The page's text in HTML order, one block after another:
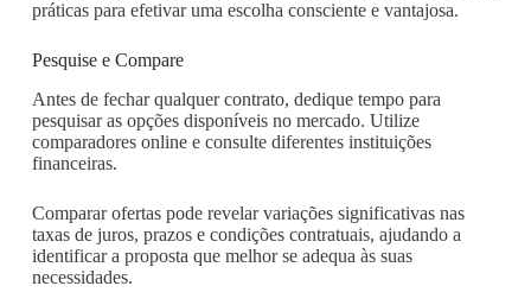
práticas para efetivar uma escolha consciente e vantajosa.
Pesquise e Compare
Antes de fechar qualquer contrato, dedique tempo para
pesquisar as opções disponíveis no mercado. Utilize
comparadores online e consulte diferentes instituições
financeiras.
Comparar ofertas pode revelar variações significativas nas
taxas de juros, prazos e condições contratuais, ajudando a
identificar a proposta que melhor se adequa às suas
necessidades.